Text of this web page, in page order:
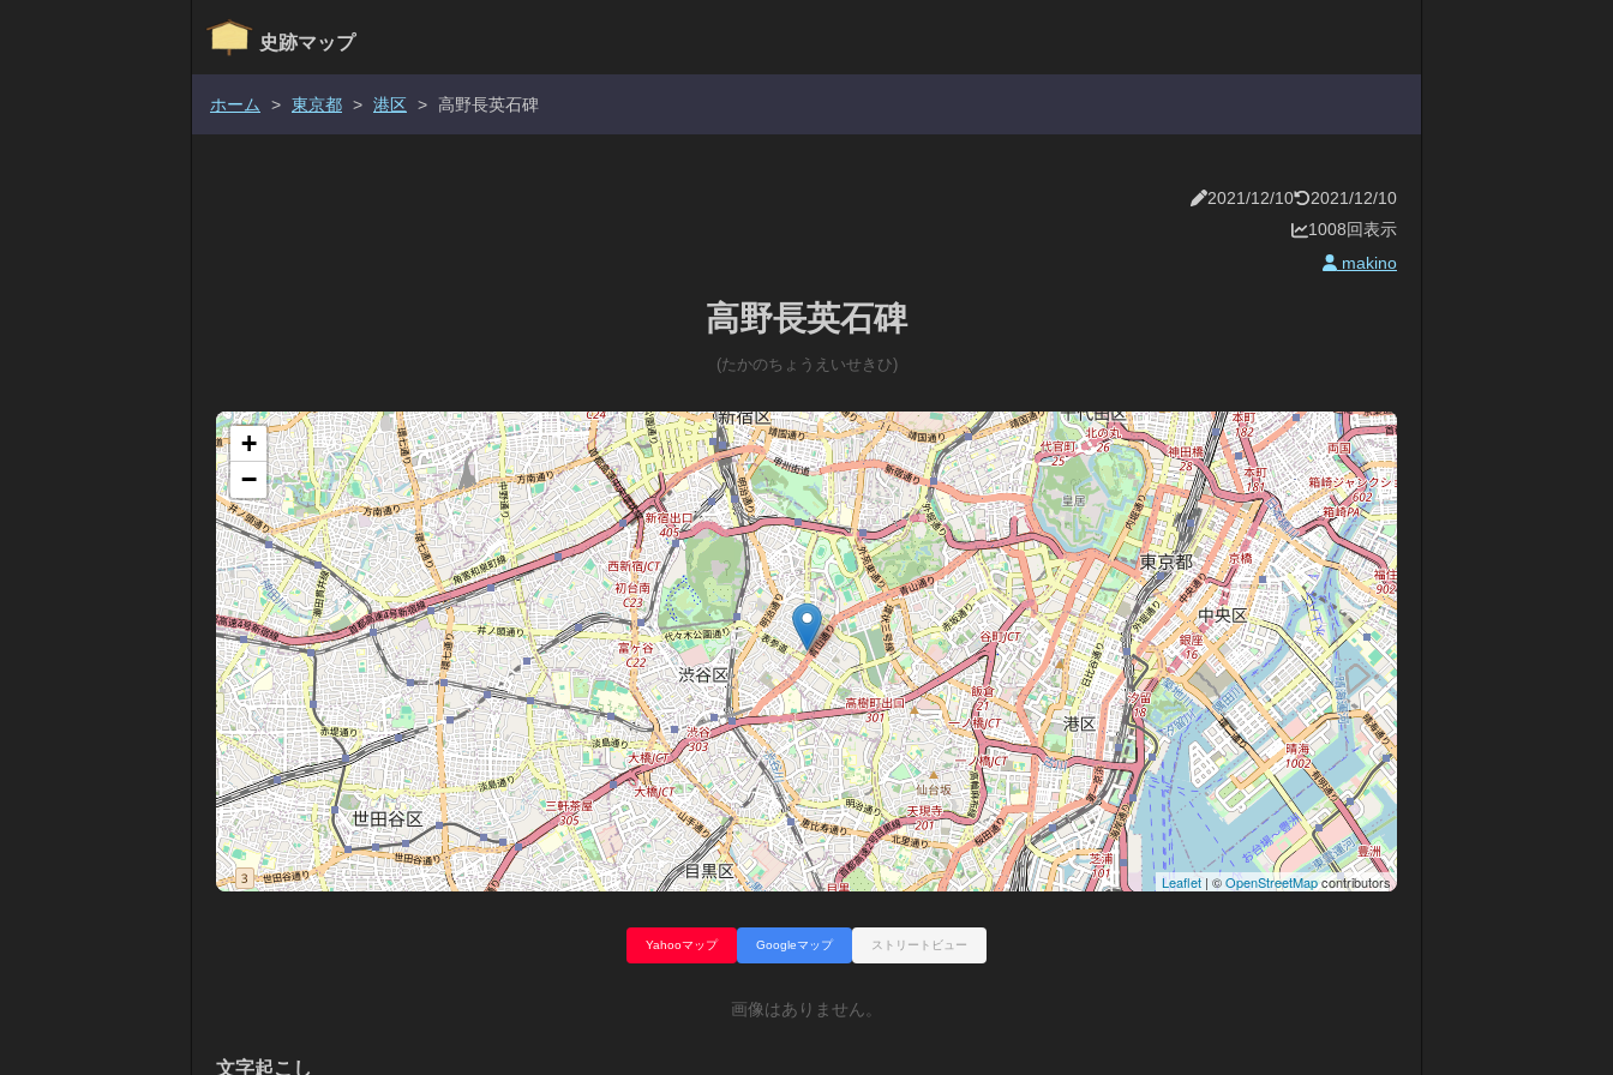
史跡マップ
ホーム > 東京都 > 港区 > 高野長英石碑
2021/12/10
2021/12/10
1008回表示
makino
高野長英石碑
(たかのちょうえいせきひ)
+
−
Leaflet | ©OpenStreetMapcontributors
Yahooマップ Googleマップ ストリートビュー
画像はありません。
文字起こし